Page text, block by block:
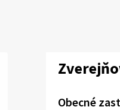
Obecné